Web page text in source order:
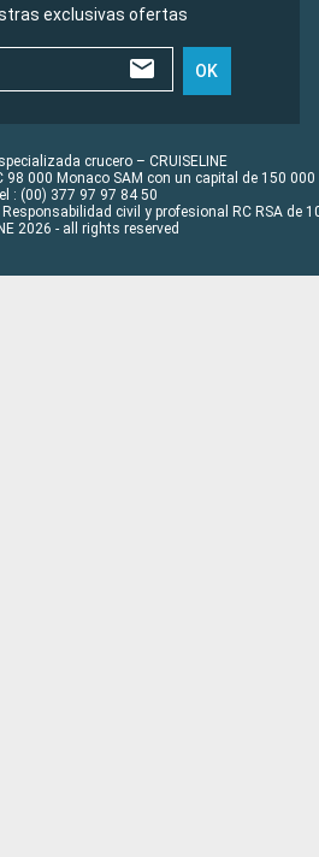
exclusivas ofertas
OK
crucero – CRUISELINE
98 000 Monaco SAM con un capital de 150 000
: (00) 377 97 97 84 50
civil y profesional RC RSA de
2026 - all rights reserved